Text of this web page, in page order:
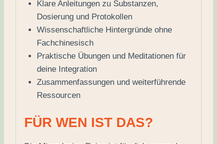
Klare Anleitungen zu Substanzen,
Dosierung und Protokollen
Wissenschaftliche Hintergründe ohne
Fachchinesisch
Praktische Übungen und Meditationen für
deine Integration
Zusammenfassungen und weiterführende
Ressourcen
FÜR WEN IST DAS?